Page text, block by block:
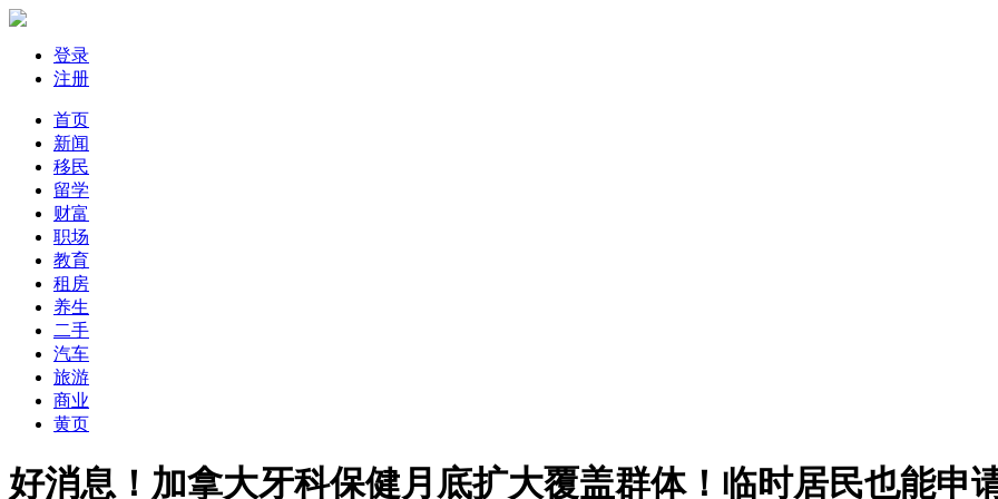
登录
注册
首页
新闻
移民
留学
财富
职场
教育
租房
养生
二手
汽车
旅游
商业
黄页
好消息！加拿大牙科保健月底扩大覆盖群体！临时居民也能申